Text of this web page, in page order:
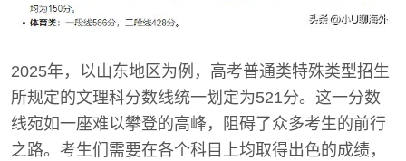
2025年，以山东地区为例，高考普通类特殊类型招生
所规定的文理科分数线统一划定为521分。这一分数
线宛如一座难以攀登的高峰，阻碍了众多考生的前行
之路。考生们需要在各个科目上均取得出色的成绩，